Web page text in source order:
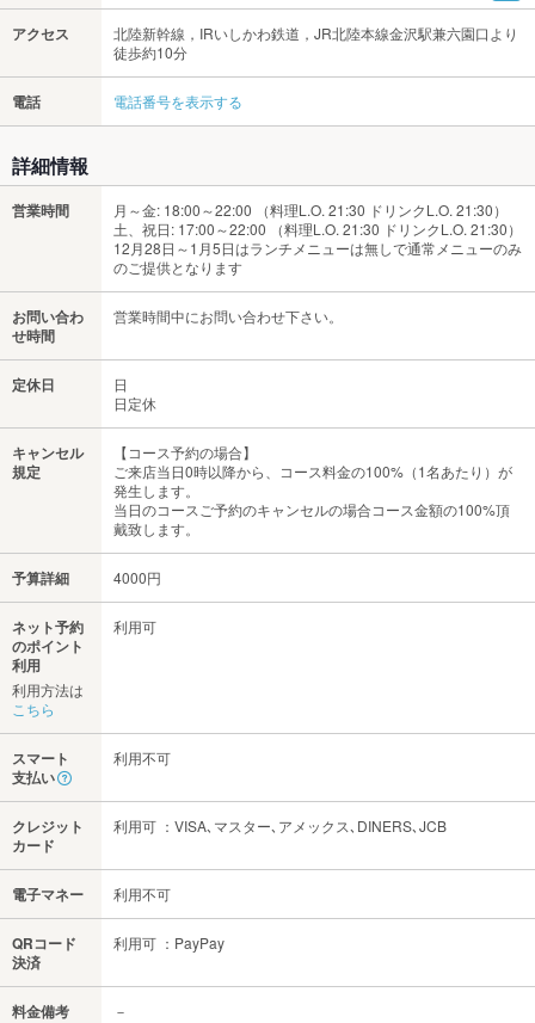
アクセス
北陸新幹線，IRいしかわ鉄道，JR北陸本線金沢駅兼六園口より
徒歩約10分
電話 電話番号を表示する
詳細情報
営業時間
月～金: 18:00～22:00 （料理L.O. 21:30 ドリンクL.O. 21:30）
土、祝日: 17:00～22:00 （料理L.O. 21:30 ドリンクL.O. 21:30）
12月28日～1月5日はランチメニューは無しで通常メニューのみ
のご提供となります
お問い合わ
せ時間
営業時間中にお問い合わせ下さい。
定休日
日
日定休
キャンセル
規定
【コース予約の場合】
ご来店当日0時以降から、コース料金の100%（1名あたり）が
発生します。
当日のコースご予約のキャンセルの場合コース金額の100%頂
戴致します。
予算詳細 4000円
ネット予約
のポイント
利用
利用方法は
こちら
利用可
スマート
支払い
利用不可
クレジット
カード
利用可 ：VISA､マスター､アメックス､DINERS､JCB
電子マネー 利用不可
QRコード
決済
利用可 ：PayPay
料金備考 －